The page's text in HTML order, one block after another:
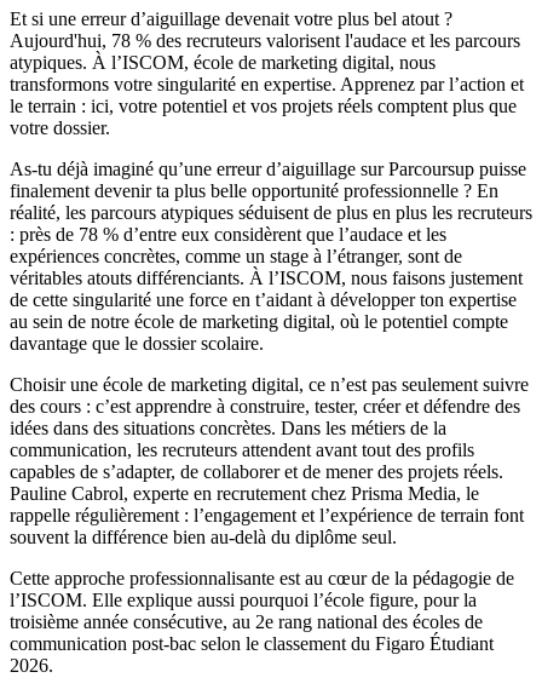
Et si une erreur d’aiguillage devenait votre plus bel atout ?
Aujourd'hui, 78 % des recruteurs valorisent l'audace et les parcours
atypiques. À l’ISCOM, école de marketing digital, nous
transformons votre singularité en expertise. Apprenez par l’action et
le terrain : ici, votre potentiel et vos projets réels comptent plus que
votre dossier.
As-tu déjà imaginé qu’une erreur d’aiguillage sur Parcoursup puisse
finalement devenir ta plus belle opportunité professionnelle ? En
réalité, les parcours atypiques séduisent de plus en plus les recruteurs
: près de 78 % d’entre eux considèrent que l’audace et les
expériences concrètes, comme un stage à l’étranger, sont de
véritables atouts différenciants. À l’ISCOM, nous faisons justement
de cette singularité une force en t’aidant à développer ton expertise
au sein de notre école de marketing digital, où le potentiel compte
davantage que le dossier scolaire.
Choisir une école de marketing digital, ce n’est pas seulement suivre
des cours : c’est apprendre à construire, tester, créer et défendre des
idées dans des situations concrètes. Dans les métiers de la
communication, les recruteurs attendent avant tout des profils
capables de s’adapter, de collaborer et de mener des projets réels.
Pauline Cabrol, experte en recrutement chez Prisma Media, le
rappelle régulièrement : l’engagement et l’expérience de terrain font
souvent la différence bien au-delà du diplôme seul.
Cette approche professionnalisante est au cœur de la pédagogie de
l’ISCOM. Elle explique aussi pourquoi l’école figure, pour la
troisième année consécutive, au 2e rang national des écoles de
communication post-bac selon le classement du Figaro Étudiant
2026.